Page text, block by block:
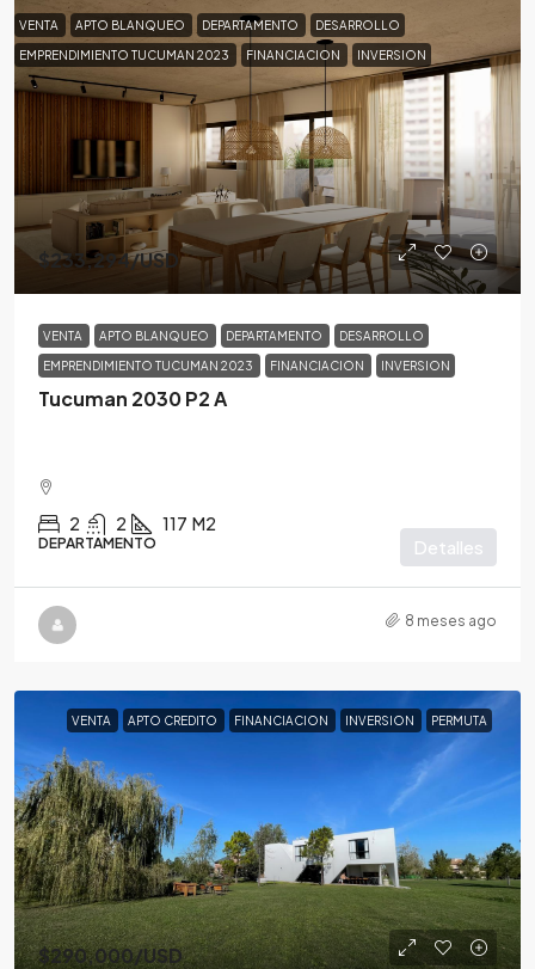
VENTA APTO BLANQUEO DEPARTAMENTO DESARROLLO
EMPRENDIMIENTO TUCUMAN 2023 FINANCIACION INVERSION
$233,294/USD
VENTA APTO BLANQUEO DEPARTAMENTO DESARROLLO
EMPRENDIMIENTO TUCUMAN 2023 FINANCIACION INVERSION
Tucuman 2030 P2 A
2 2 117 M2
DEPARTAMENTO Detalles
8 meses ago
VENTA APTO CREDITO FINANCIACION INVERSION PERMUTA
$290,000/USD